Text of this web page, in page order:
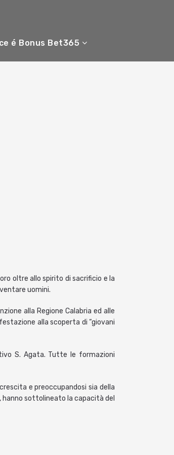
é Bonus Bet365
oltre allo spirito di sacrificio e la
uomini.
alla Regione Calabria ed alle
alla scoperta di “giovani
S. Agata. Tutte le formazioni
e preoccupandosi sia della
sottolineato la capacità del